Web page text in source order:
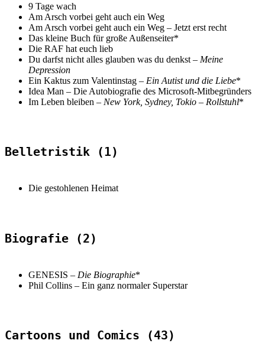
9 Tage wach
Am Arsch vorbei geht auch ein Weg
Am Arsch vorbei geht auch ein Weg – Jetzt erst recht
Das kleine Buch für große Außenseiter*
Die RAF hat euch lieb
Du darfst nicht alles glauben was du denkst – Meine
Depression
Ein Kaktus zum Valentinstag – Ein Autist und die Liebe*
Idea Man – Die Autobiografie des Microsoft-Mitbegründers
Im Leben bleiben – New York, Sydney, Tokio – Rollstuhl*
Belletristik (1)
Die gestohlenen Heimat
Biografie (2)
GENESIS – Die Biographie*
Phil Collins – Ein ganz normaler Superstar
Cartoons und Comics (43)